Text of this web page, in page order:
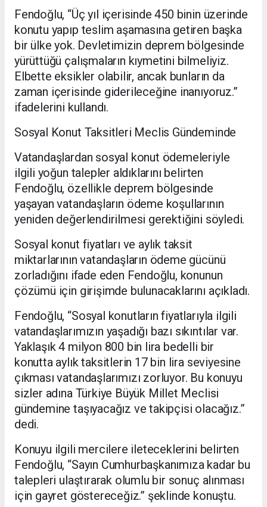
Fendoğlu, “Üç yıl içerisinde 450 binin üzerinde
konutu yapıp teslim aşamasına getiren başka
bir ülke yok. Devletimizin deprem bölgesinde
yürüttüğü çalışmaların kıymetini bilmeliyiz.
Elbette eksikler olabilir, ancak bunların da
zaman içerisinde giderileceğine inanıyoruz.”
ifadelerini kullandı.
Sosyal Konut Taksitleri Meclis Gündeminde
Vatandaşlardan sosyal konut ödemeleriyle
ilgili yoğun talepler aldıklarını belirten
Fendoğlu, özellikle deprem bölgesinde
yaşayan vatandaşların ödeme koşullarının
yeniden değerlendirilmesi gerektiğini söyledi.
Sosyal konut fiyatları ve aylık taksit
miktarlarının vatandaşların ödeme gücünü
zorladığını ifade eden Fendoğlu, konunun
çözümü için girişimde bulunacaklarını açıkladı.
Fendoğlu, “Sosyal konutların fiyatlarıyla ilgili
vatandaşlarımızın yaşadığı bazı sıkıntılar var.
Yaklaşık 4 milyon 800 bin lira bedelli bir
konutta aylık taksitlerin 17 bin lira seviyesine
çıkması vatandaşlarımızı zorluyor. Bu konuyu
sizler adına Türkiye Büyük Millet Meclisi
gündemine taşıyacağız ve takipçisi olacağız.”
dedi.
Konuyu ilgili mercilere ileteceklerini belirten
Fendoğlu, “Sayın Cumhurbaşkanımıza kadar bu
talepleri ulaştırarak olumlu bir sonuç alınması
için gayret göstereceğiz.” şeklinde konuştu.